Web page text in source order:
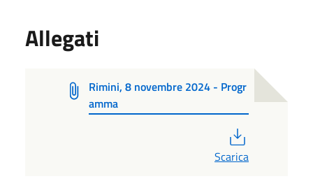
Allegati
Rimini, 8 novembre 2024 - Progr
amma
Scarica